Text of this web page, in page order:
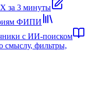
за 3 минуты
ФИПИ
с ИИ-поиском
смыслу, фильтры,